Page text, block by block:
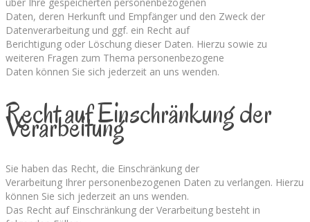
Daten, deren Herkunft und Empfänger und den Zweck der
Datenverarbeitung und ggf. ein Recht auf
Berichtigung oder Löschung dieser Daten. Hierzu sowie zu
weiteren Fragen zum Thema personenbezogene
Daten können Sie sich jederzeit an uns wenden.
Recht auf Einschränkung der
Verarbeitung
Sie haben das Recht, die Einschränkung der
Verarbeitung Ihrer personenbezogenen Daten zu verlangen. Hierzu
können Sie sich jederzeit an uns wenden.
Das Recht auf Einschränkung der Verarbeitung besteht in